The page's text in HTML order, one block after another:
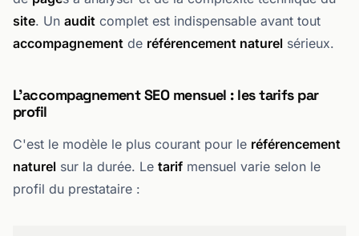
site. Un audit complet est indispensable avant tout
accompagnement de référencement naturel sérieux.
L'accompagnement SEO mensuel : les tarifs par
profil
C'est le modèle le plus courant pour le référencement
naturel sur la durée. Le tarif mensuel varie selon le
profil du prestataire :